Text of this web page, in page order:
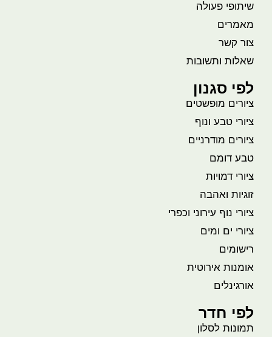
שיתופי פעולה
מאמרים
צור קשר
שאלות ותשובות
לפי סגנון
ציורים מופשטים
ציורי טבע ונוף
ציורים מודרניים
טבע דומם
ציורי דמויות
זוגיות ואהבה
ציורי נוף עירוני וכפרי
ציורי ים ומים
רישומים
אומנות אירוטית
אורגינלים
לפי חדר
תמונות לסלון